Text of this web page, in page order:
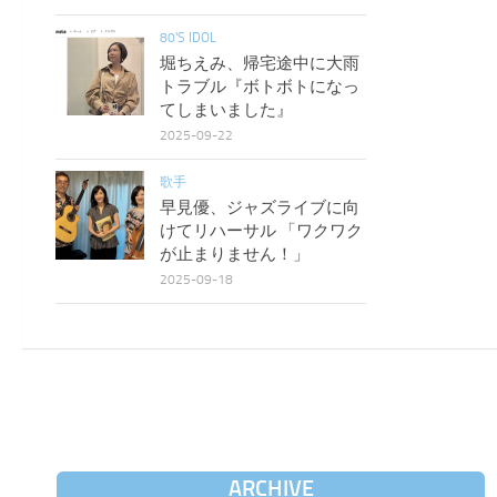
80'S IDOL
堀ちえみ、帰宅途中に大雨
トラブル『ボトボトになっ
てしまいました』
2025-09-22
歌手
早見優、ジャズライブに向
けてリハーサル 「ワクワク
が止まりません！」
2025-09-18
ARCHIVE